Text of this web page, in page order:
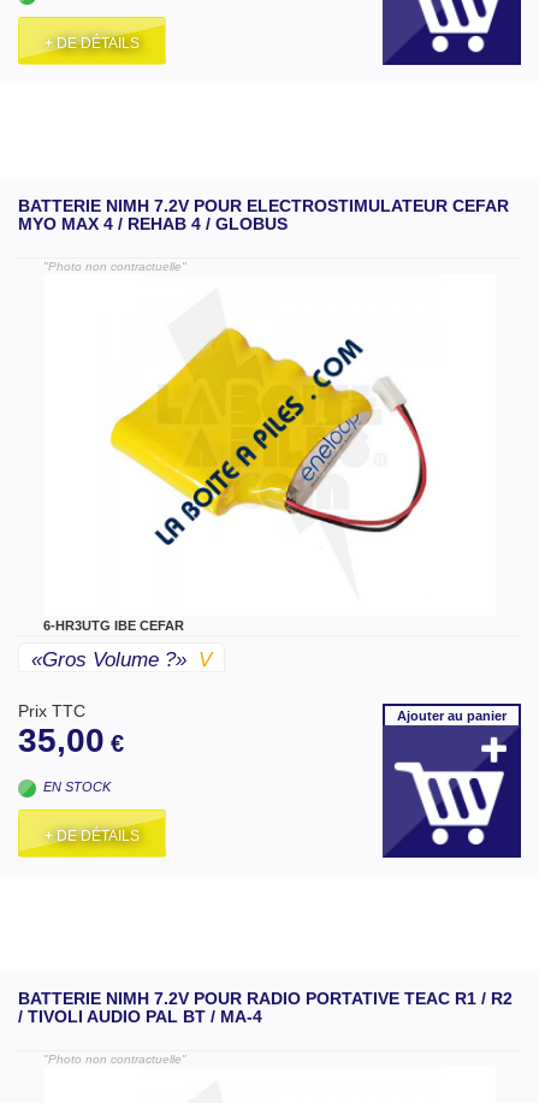
+ DE DÉTAILS
BATTERIE NIMH 7.2V POUR ELECTROSTIMULATEUR CEFAR
MYO MAX 4 / REHAB 4 / GLOBUS
"Photo non contractuelle"
6-HR3UTG IBE CEFAR
«gros Volume ?» V
Prix TTC
35,00 €
EN STOCK
+ DE DÉTAILS
Ajouterau panier
BATTERIE NIMH 7.2V POUR RADIO PORTATIVE TEAC R1 / R2
/ TIVOLI AUDIO PAL BT / MA-4
"Photo non contractuelle"